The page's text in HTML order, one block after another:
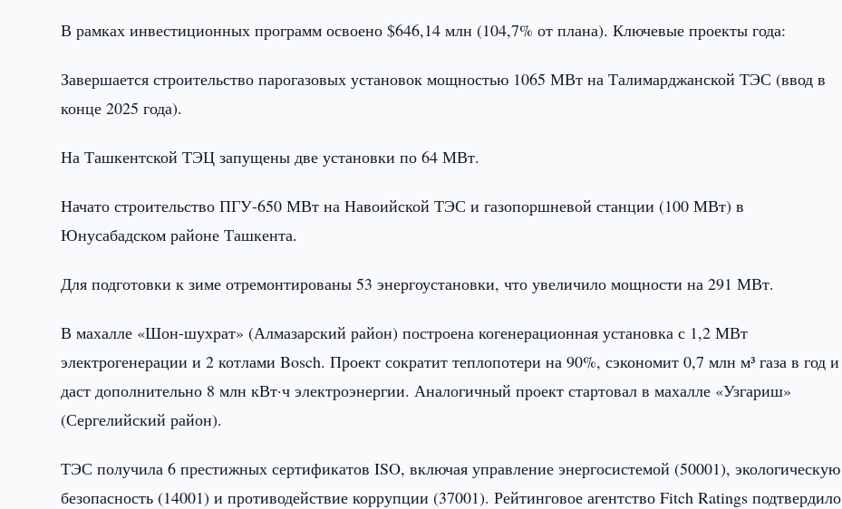
В рамках инвестиционных программ освоено $646,14 млн (104,7% от плана). Ключевые проекты года:
Завершается строительство парогазовых установок мощностью 1065 МВт на Талимарджанской ТЭС (ввод в
конце 2025 года).
На Ташкентской ТЭЦ запущены две установки по 64 МВт.
Начато строительство ПГУ-650 МВт на Навоийской ТЭС и газопоршневой станции (100 МВт) в
Юнусабадском районе Ташкента.
Для подготовки к зиме отремонтированы 53 энергоустановки, что увеличило мощности на 291 МВт.
В махалле «Шон-шухрат» (Алмазарский район) построена когенерационная установка с 1,2 МВт
электрогенерации и 2 котлами Bosch. Проект сократит теплопотери на 90%, сэкономит 0,7 млн м³ газа в год и
даст дополнительно 8 млн кВт·ч электроэнергии. Аналогичный проект стартовал в махалле «Узгариш»
(Сергелийский район).
ТЭС получила 6 престижных сертификатов ISO, включая управление энергосистемой (50001), экологическую
безопасность (14001) и противодействие коррупции (37001). Рейтинговое агентство Fitch Ratings подтвердило